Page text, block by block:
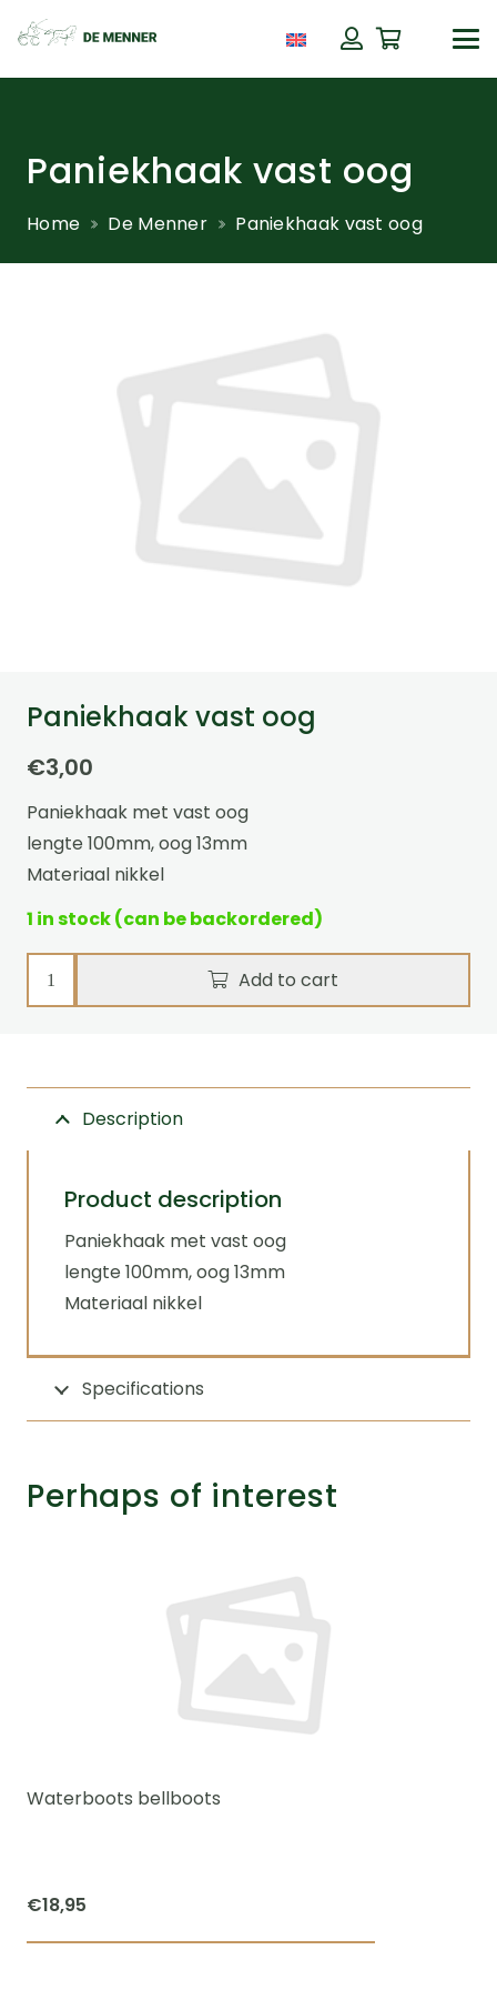
Paniekhaak vast oog
Home De Menner Paniekhaak vast oog
Paniekhaak vast oog
€3,00
Paniekhaak met vast oog
lengte 100mm, oog 13mm
Materiaal nikkel
1 in stock (can be backordered)
Paniekhaak
vast
Add to cart
Description
Product description
Paniekhaak met vast oog
lengte 100mm, oog 13mm
Materiaal nikkel
Specifications
Perhaps of interest
Waterboots bellboots
€18,95